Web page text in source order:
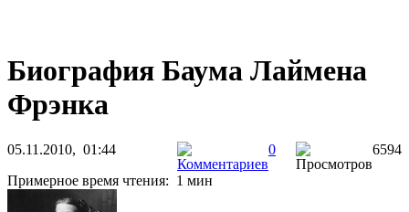
Биография Баума Лаймена
Фрэнка
05.11.2010, 01:44 0
6594
Примерное время чтения: 1 мин